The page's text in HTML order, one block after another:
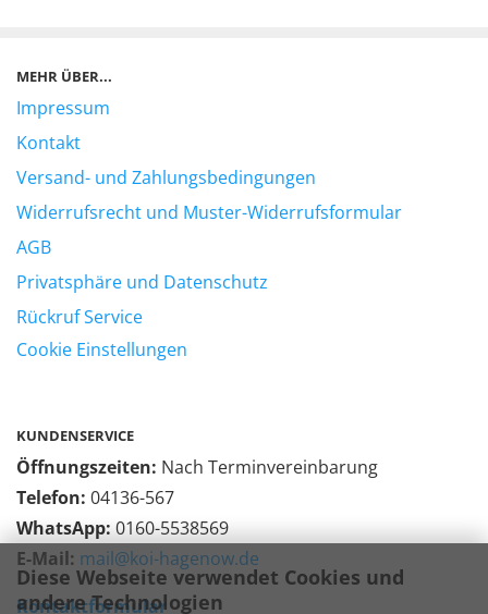
Diese Webseite verwendet Cookies und
andere Technologien
MEHR ÜBER...
Impressum
Kontakt
Versand- und Zahlungsbedingungen
Widerrufsrecht und Muster-Widerrufsformular
AGB
Privatsphäre und Datenschutz
Rückruf Service
Cookie Einstellungen
KUNDENSERVICE
Öffnungszeiten: Nach Terminvereinbarung
Telefon: 04136-567
WhatsApp: 0160-5538569
E-Mail: mail@koi-hagenow.de
Kontaktformular